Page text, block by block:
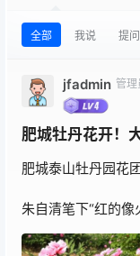
全部 我说 提问
jfadmin 管理
肥城牡丹花开！
肥城泰山牡丹园花
朱自清笔下“红的